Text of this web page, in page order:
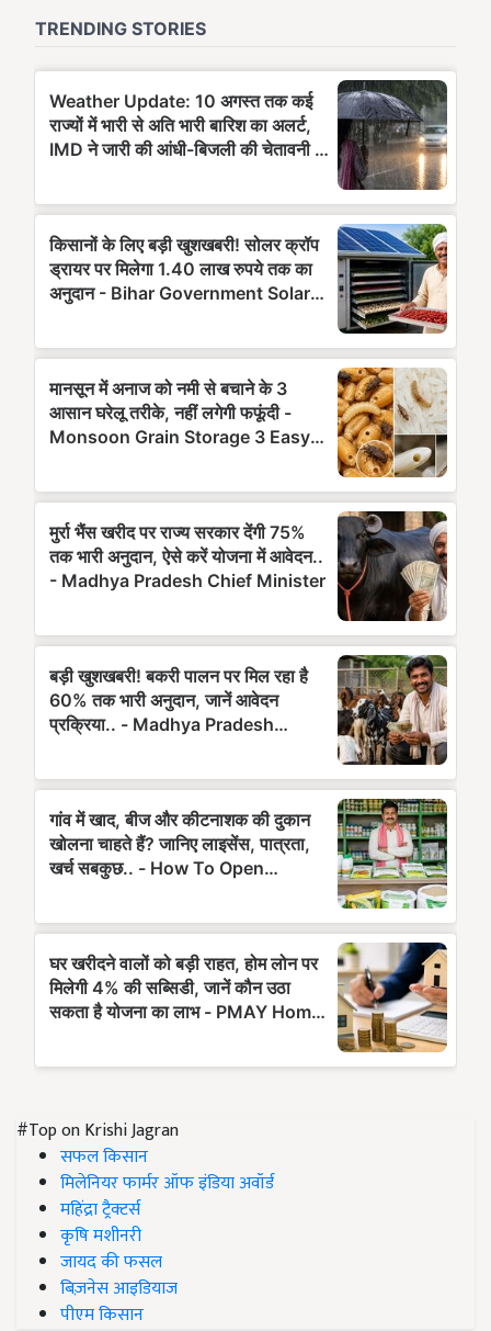
#Top on Krishi Jagran
सफल किसान
मिलेनियर फार्मर ऑफ इंडिया अवॉर्ड
महिंद्रा ट्रैक्टर्स
कृषि मशीनरी
जायद की फसल
बिज़नेस आइडियाज
पीएम किसान